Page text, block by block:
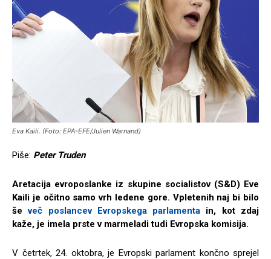
Eva Kaili. (Foto: EPA-EFE/Julien Warnand)
Piše: Peter Truden
Aretacija evroposlanke iz skupine socialistov (S&D) Eve
Kaili je očitno samo vrh ledene gore. Vpletenih naj bi bilo
ševeč poslancev Evropskega parlamenta in, kot zdaj
kaže, je imela prste v marmeladi tudi Evropska komisija.
V četrtek, 24. oktobra, je Evropski parlament končno sprejel